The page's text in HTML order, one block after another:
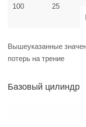
100 25
Вышеуказанные
потерь на трение
Базовый цилиндр